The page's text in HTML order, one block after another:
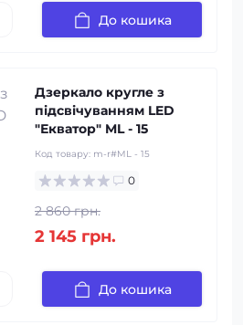
До кошика
Дзеркало кругле з
підсвічуванням LED
"Екватор" ML - 15
Код товару: m-r#ML - 15
0
2 860 грн.
2 145 грн.
До кошика